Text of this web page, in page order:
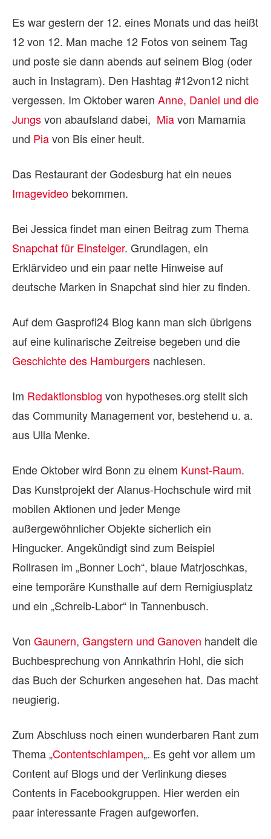
Es war gestern der 12. eines Monats und das heißt
12 von 12. Man mache 12 Fotos von seinem Tag
und poste sie dann abends auf seinem Blog (oder
auch in Instagram). Den Hashtag #12von12 nicht
vergessen. Im Oktober waren Anne, Daniel und die
Jungsvon abaufsland dabei, Miavon Mamamia
und Piavon Bis einer heult.
Das Restaurant der Godesburg hat ein neues
Imagevideo bekommen.
Bei Jessica findet man einen Beitrag zum Thema
Snapchat für Einsteiger. Grundlagen, ein
Erklärvideo und ein paar nette Hinweise auf
deutsche Marken in Snapchat sind hier zu finden.
Auf dem Gasprofi24 Blog kann man sich übrigens
auf eine kulinarische Zeitreise begeben und die
Geschichte des Hamburgers nachlesen.
Im Redaktionsblog von hypotheses.org stellt sich
das Community Management vor, bestehend u. a.
aus Ulla Menke.
Ende Oktober wird Bonn zu einem Kunst-Raum.
Das Kunstprojekt der Alanus-Hochschule wird mit
mobilen Aktionen und jeder Menge
außergewöhnlicher Objekte sicherlich ein
Hingucker. Angekündigt sind zum Beispiel
Rollrasen im „Bonner Loch“, blaue Matrjoschkas,
eine temporäre Kunsthalle auf dem Remigiusplatz
und ein „Schreib-Labor“ in Tannenbusch.
Von Gaunern, Gangstern und Ganoven handelt die
Buchbesprechung von Annkathrin Hohl, die sich
das Buch der Schurken angesehen hat. Das macht
neugierig.
Zum Abschluss noch einen wunderbaren Rant zum
Thema „Contentschlampen„. Es geht vor allem um
Content auf Blogs und der Verlinkung dieses
Contents in Facebookgruppen. Hier werden ein
paar interessante Fragen aufgeworfen.